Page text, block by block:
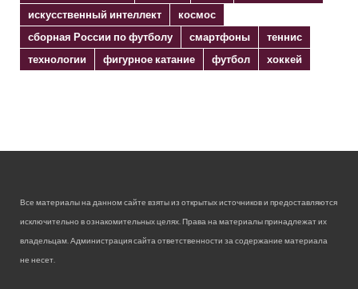
искусственный интеллект
космос
сборная России по футболу
смартфоны
теннис
технологии
фигурное катание футбол хоккей
Все материалы на данном сайте взяты из открытых источников и предоставляются
исключительно в ознакомительных целях. Права на материалы принадлежат их
владельцам. Администрация сайта ответственности за содержание материала
не несет.